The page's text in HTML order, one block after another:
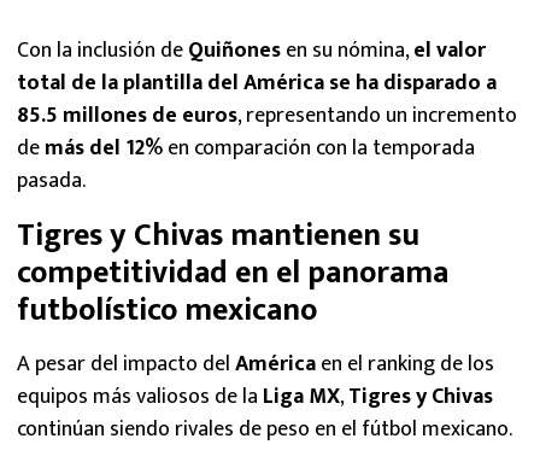
Con la inclusión deQuiñonesen su nómina,el valor
total de la plantilla del América se ha disparado a
85.5 millones de euros, representando un incremento
demás del 12%en comparación con la temporada
pasada.
Tigres y Chivas mantienen su
competitividad en el panorama
futbolístico mexicano
A pesar del impacto delAméricaen el ranking de los
equipos más valiosos de la Liga MX,Tigres y Chivas
continúan siendo rivales de peso en el fútbol mexicano.